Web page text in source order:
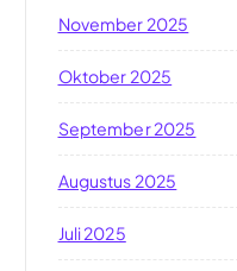
November 2025
Oktober 2025
September 2025
Augustus 2025
Juli 2025